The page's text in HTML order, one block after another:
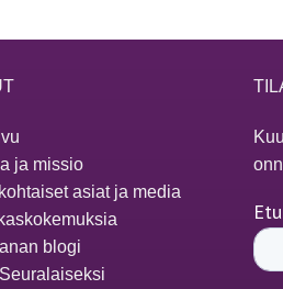
ja missio
asiat ja media
blogi